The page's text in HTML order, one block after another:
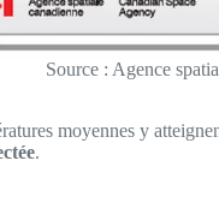
Source : Agence
moyennes y
.